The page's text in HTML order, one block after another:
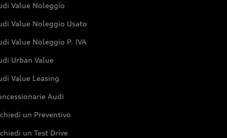
Value Noleggio
Value Noleggio Usato
Value Noleggio P. IVA
Urban Value
Value Leasing
Audi
un Preventivo
un Test Drive